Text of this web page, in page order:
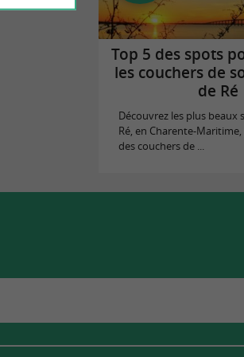
Top 5 des spots
les couchers de
de Ré
Découvrez les plus beaux
Ré, en Charente-
des couchers de ...